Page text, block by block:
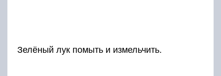
Зелёный лук помыть и измельчить.